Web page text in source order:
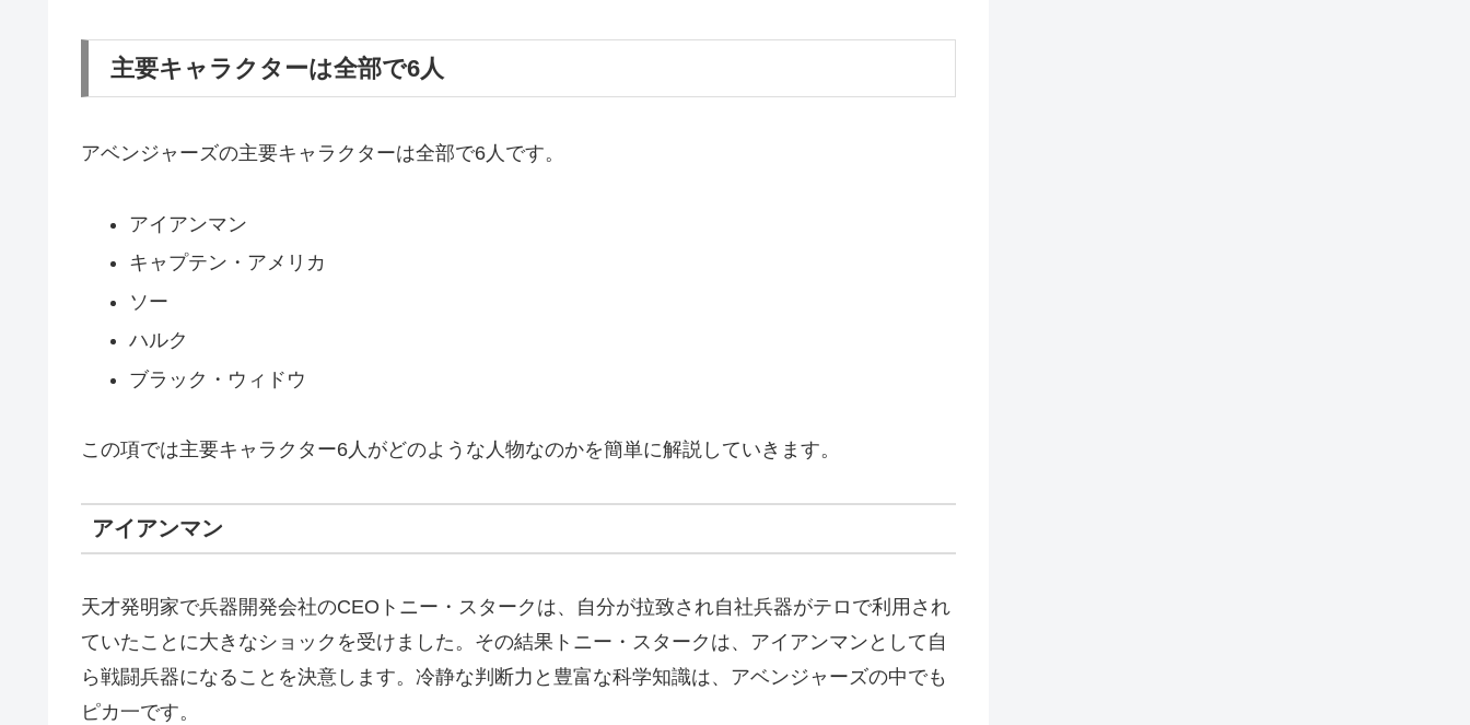
主要キャラクターは全部で6人
アベンジャーズの主要キャラクターは全部で6人です。
アイアンマン
キャプテン・アメリカ
ソー
ハルク
ブラック・ウィドウ
この項では主要キャラクター6人がどのような人物なのかを簡単に解説していきます。
アイアンマン
天才発明家で兵器開発会社のCEOトニー・スタークは、自分が拉致され自社兵器がテロで利用され
ていたことに大きなショックを受けました。その結果トニー・スタークは、アイアンマンとして自
ら戦闘兵器になることを決意します。冷静な判断力と豊富な科学知識は、アベンジャーズの中でも
ピカ一です。